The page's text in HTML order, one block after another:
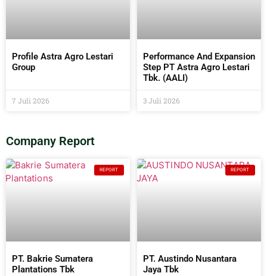
Profile Astra Agro Lestari
Group
7 Juli 2026
Performance And Expansion
Step PT Astra Agro Lestari
Tbk. (AALI)
3 Juli 2026
Company Report
REPORT
PT. Bakrie Sumatera
Plantations Tbk
REPORT
PT. Austindo Nusantara
Jaya Tbk